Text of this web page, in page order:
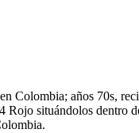
Colombia; años 70s,
situándolos dentro